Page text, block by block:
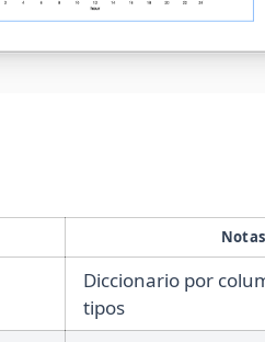
Notas
Diccionario por
tipos